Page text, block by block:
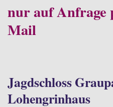
nur auf Anfrage
Mail
Jagdschloss
Lohengrinhaus